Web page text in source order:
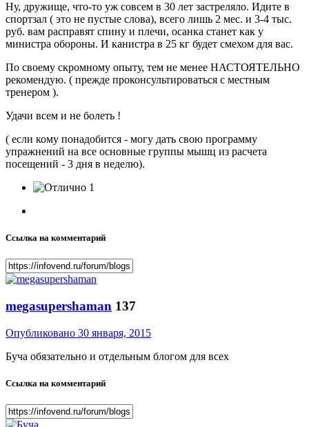
Ну, дружище, что-то уж совсем в 30 лет застреляло. Идите в
спортзал ( это не пустые слова), всего лишь 2 мес. и 3-4 тыс.
руб. вам расправят спину и плечи, осанка станет как у
министра обороны. И канистра в 25 кг будет смехом для вас.
По своему скромному опыту, тем не менее НАСТОЯТЕЛЬНО
рекомендую. ( прежде проконсультироваться с местным
тренером ).
Удачи всем и не болеть !
( если кому понадобится - могу дать свою программу
упражнений на все основные группы мышц из расчета
посещений - 3 дня в неделю).
1
Ссылка на комментарий
megasupershaman 137
Опубликовано 30 января, 2015
Буча обязательно и отдельным блогом для всех
Ссылка на комментарий